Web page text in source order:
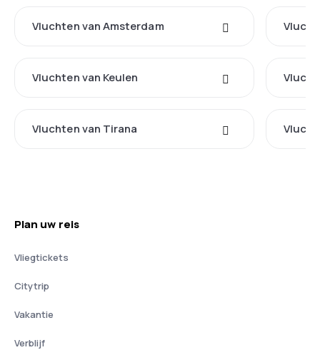
Vluchten van Amsterdam
Vluchten van Keulen
Vluchten van Tirana
Plan uw reis
Vliegtickets
Citytrip
Vakantie
Verblijf